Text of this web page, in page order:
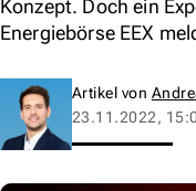
Konzept. Doch ein
Energiebörse EEX
Artikel von
23.11.2022,